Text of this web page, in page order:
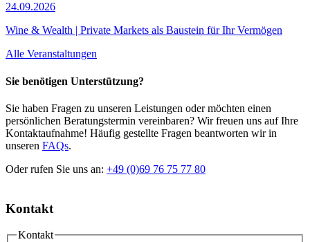
24.09.2026
Wine & Wealth | Private Markets als Baustein für Ihr Vermögen
Alle Veranstaltungen
Sie benötigen Unterstützung?
Sie haben Fragen zu unseren Leistungen oder möchten einen
persönlichen Beratungstermin vereinbaren? Wir freuen uns auf Ihre
Kontaktaufnahme! Häufig gestellte Fragen beantworten wir in
unseren FAQs.
Oder rufen Sie uns an: +49 (0)69 76 75 77 80
Kontakt
Kontakt